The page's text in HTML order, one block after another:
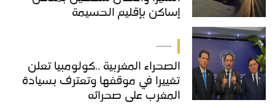
إساكن بإقليم الحسيمة
-----
الصحراء المغربية ..كولومبيا تعلن
تغييرا في موقفها وتعترف بسيادة
المغرب على صحرائه